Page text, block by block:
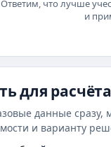
Ответим, что лучше
и
для расчёта
данные
и варианту